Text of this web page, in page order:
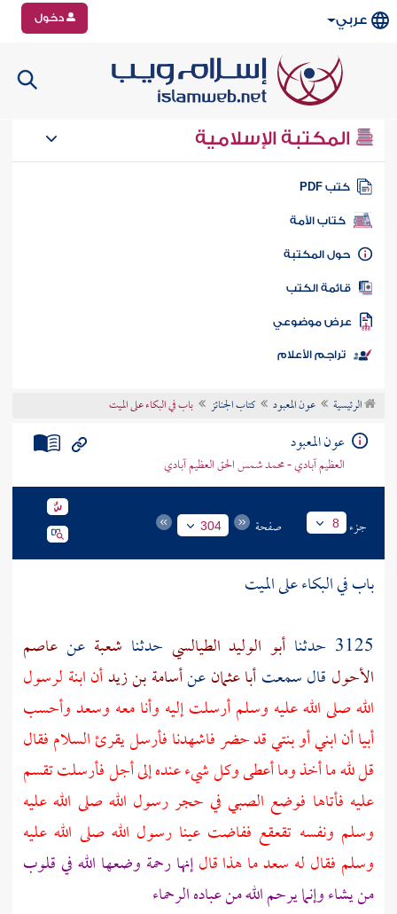
عربي دخول
المكتبة الإسلامية
كتب PDF
كتاب الأمة
المكتبة
الكتب
موضوعي
تراجم الأعلام
الرئيسية عون المعبود كتاب الجنائز باب في البكاء على الميت
عون المعبود
العظيم آبادي - محمد شمس الحق العظيم آبادي
جزء 8 صفحة 304
باب في البكاء على الميت
3125 حدثنا
أبو الوليد الطيالسي حدثنا شعبة عن عاصم
الأحول قال سمعتأبا عثمانعنأسامة بن زيدأن ابنة لرسول
الله صلى الله عليه وسلم أرسلت إليه وأنا معه وسعدوأحسب
أبياأن ابني أو بنتي قد حضر فاشهدنا فأرسل يقرئ السلام فقال
قل لله ما أخذ وما أعطى وكل شيء عنده إلى أجل فأرسلت تقسم
عليه فأتاها فوضع الصبي في حجر رسول الله صلى الله عليه
وسلم ونفسه تقعقع ففاضت عينا رسول الله صلى الله عليه
وسلم فقال له سعدما هذا قالإنها رحمة وضعها الله في قلوب
من يشاء وإنما يرحم الله من عباده الرحماء